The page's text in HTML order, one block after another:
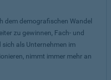
dem demografischen Wandel
zu gewinnen, Fach- und
als Unternehmen im
nimmt immer mehr an